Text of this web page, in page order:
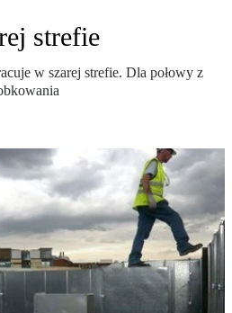
strefie
w szarej strefie. Dla połowy z